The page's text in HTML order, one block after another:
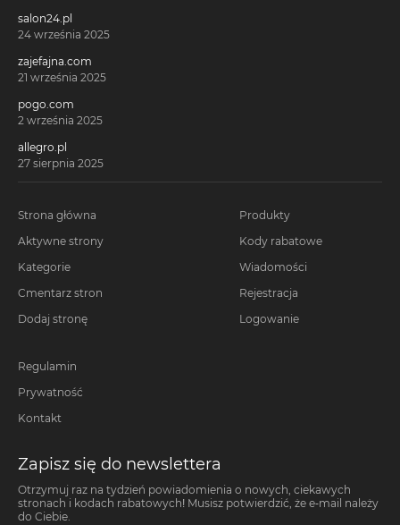
salon24.pl
24 września 2025
zajefajna.com
21 września 2025
pogo.com
2 września 2025
allegro.pl
27 sierpnia 2025
Strona główna
Aktywne strony
Kategorie
Cmentarz stron
Dodaj stronę
Produkty
Kody rabatowe
Wiadomości
Rejestracja
Logowanie
Regulamin
Prywatność
Kontakt
Zapisz się do newslettera
Otrzymuj raz na tydzień powiadomienia o nowych, ciekawych
stronach i kodach rabatowych! Musisz potwierdzić, że e-mail należy
do Ciebie.